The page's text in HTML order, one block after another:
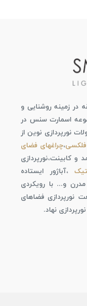
40 سال سابقه در زمینه روشنایی و
سال 1387 با مجموعه اسمارت سنس در
نورپردازی نوین از
فلکسی،چراغهای فضای
و کابینت،نورپردازی
،آباژور ایستاده
مدرن و... با رویکردی
نورپردازی فضاهای
نهاد.